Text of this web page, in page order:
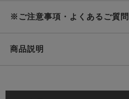
※ご注意事項・よくあるご質問
商品説明